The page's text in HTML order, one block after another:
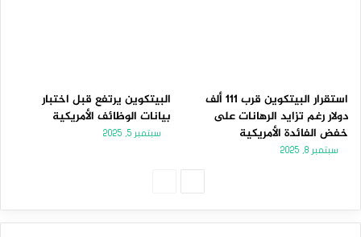
استقرار البيتكوين قرب 111 ألف
دولار رغم تزايد الرهانات على
خفض الفائدة الأمريكية
سبتمبر 8, 2025
البيتكوين يرتفع قبل اختبار
بيانات الوظائف الأمريكية
سبتمبر 5, 2025